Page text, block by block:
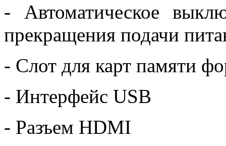
- Автоматическое
прекращения подачи
- Слот для карт памяти
- Интерфейс USB
- Разъем HDMI